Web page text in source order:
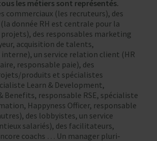
les métiers sont représentés.
commerciaux (les recruteurs), des
donnée RH est centrale pour la
des responsables marketing
acquisition de talents,
un service relation client (HR
responsable paie), des
produits et spécialistes
Learn & Development,
Benefits, responsable RSE, spécialiste
Happyness Officer, responsable
des lobbyistes, un service
salariés), des facilitateurs,
coachs … Un manager pluri-